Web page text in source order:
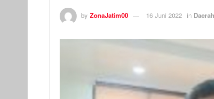
by ZonaJatim00 16 Juni 2022 in Daerah